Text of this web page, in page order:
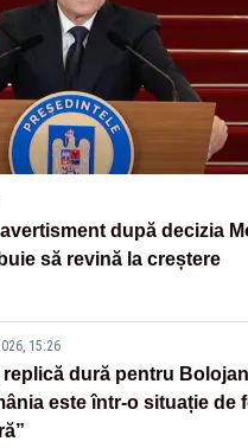
după decizia
să revină la creștere
15:26
replică dură pentru
este într-o situație de